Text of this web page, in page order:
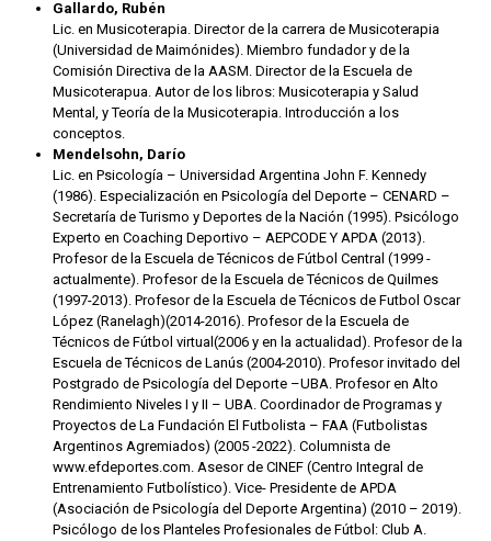
Gallardo, Rubén
Lic. en Musicoterapia. Director de la carrera de Musicoterapia
(Universidad de Maimónides). Miembro fundador y de la
Comisión Directiva de la AASM. Director de la Escuela de
Musicoterapua. Autor de los libros: Musicoterapia y Salud
Mental, y Teoría de la Musicoterapia. Introducción a los
conceptos.
Mendelsohn, Darío
Lic. en Psicología – Universidad Argentina John F. Kennedy
(1986). Especialización en Psicología del Deporte – CENARD –
Secretaría de Turismo y Deportes de la Nación (1995). Psicólogo
Experto en Coaching Deportivo – AEPCODE Y APDA (2013).
Profesor de la Escuela de Técnicos de Fútbol Central (1999 -
actualmente). Profesor de la Escuela de Técnicos de Quilmes
(1997-2013). Profesor de la Escuela de Técnicos de Futbol Oscar
López (Ranelagh)(2014-2016). Profesor de la Escuela de
Técnicos de Fútbol virtual(2006 y en la actualidad). Profesor de la
Escuela de Técnicos de Lanús (2004-2010). Profesor invitado del
Postgrado de Psicología del Deporte –UBA. Profesor en Alto
Rendimiento Niveles I y II – UBA. Coordinador de Programas y
Proyectos de La Fundación El Futbolista – FAA (Futbolistas
Argentinos Agremiados) (2005 -2022). Columnista de
www.efdeportes.com. Asesor de CINEF (Centro Integral de
Entrenamiento Futbolístico). Vice- Presidente de APDA
(Asociación de Psicología del Deporte Argentina) (2010 – 2019).
Psicólogo de los Planteles Profesionales de Fútbol: Club A.